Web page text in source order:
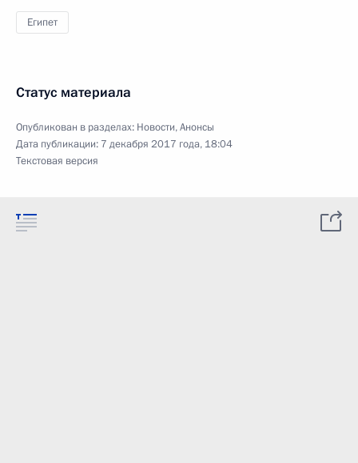
Египет
Статус материала
Опубликован в разделах: Новости,Анонсы
Дата публикации: 7 декабря 2017 года, 18:04
Текстовая версия